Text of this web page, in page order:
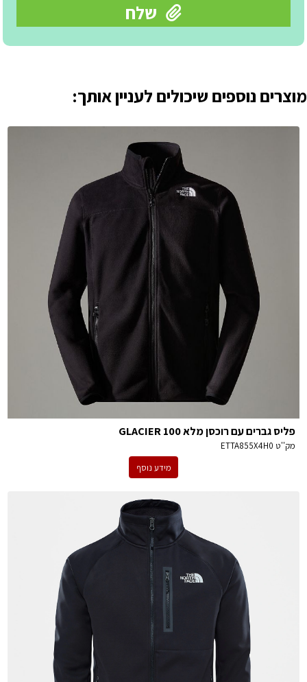
מוצרים נוספים שיכולים לעניין אותך:
פליס גברים עם רוכסן מלא 100 GLACIER
מק''ט ETTA855X4H0
מידע נוסף